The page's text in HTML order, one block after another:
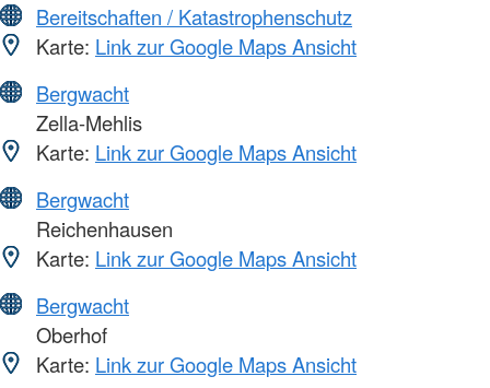
Bereitschaften / Katastrophenschutz
Karte: Link zur Google Maps Ansicht
Bergwacht
Zella-Mehlis
Karte: Link zur Google Maps Ansicht
Bergwacht
Reichenhausen
Karte: Link zur Google Maps Ansicht
Bergwacht
Oberhof
Karte: Link zur Google Maps Ansicht